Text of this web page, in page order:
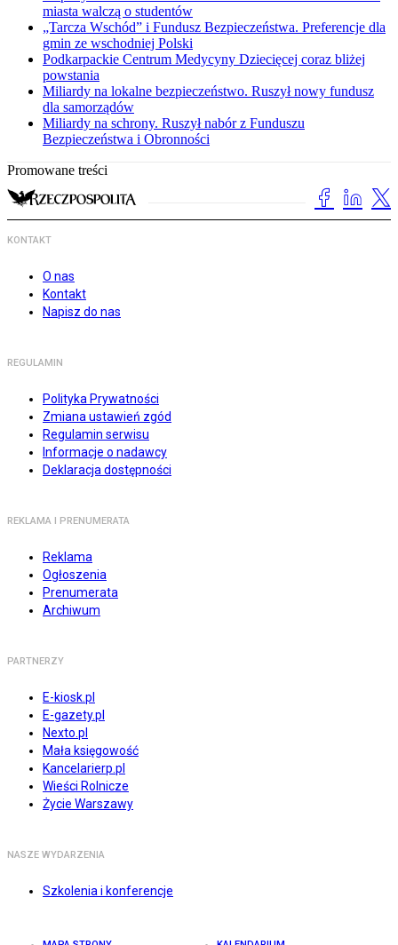
miasta walczą o studentów
„Tarcza Wschód” i Fundusz Bezpieczeństwa. Preferencje dla
gmin ze wschodniej Polski
Podkarpackie Centrum Medycyny Dziecięcej coraz bliżej
powstania
Miliardy na lokalne bezpieczeństwo. Ruszył nowy fundusz
dla samorządów
Miliardy na schrony. Ruszył nabór z Funduszu
Bezpieczeństwa i Obronności
Promowane treści
KONTAKT
O nas
Kontakt
Napisz do nas
REGULAMIN
Polityka Prywatności
Zmiana ustawień zgód
Regulamin serwisu
Informacje o nadawcy
Deklaracja dostępności
REKLAMA I PRENUMERATA
Reklama
Ogłoszenia
Prenumerata
Archiwum
PARTNERZY
E-kiosk.pl
E-gazety.pl
Nexto.pl
Mała księgowość
Kancelarierp.pl
Wieści Rolnicze
Życie Warszawy
NASZE WYDARZENIA
Szkolenia i konferencje